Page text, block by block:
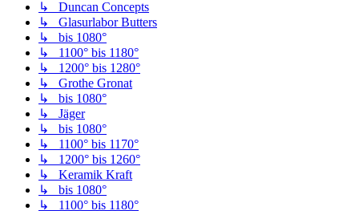
↳ Duncan Concepts
↳ Glasurlabor Butters
↳ bis 1080°
↳ 1100° bis 1180°
↳ 1200° bis 1280°
↳ Grothe Gronat
↳ bis 1080°
↳ Jäger
↳ bis 1080°
↳ 1100° bis 1170°
↳ 1200° bis 1260°
↳ Keramik Kraft
↳ bis 1080°
↳ 1100° bis 1180°